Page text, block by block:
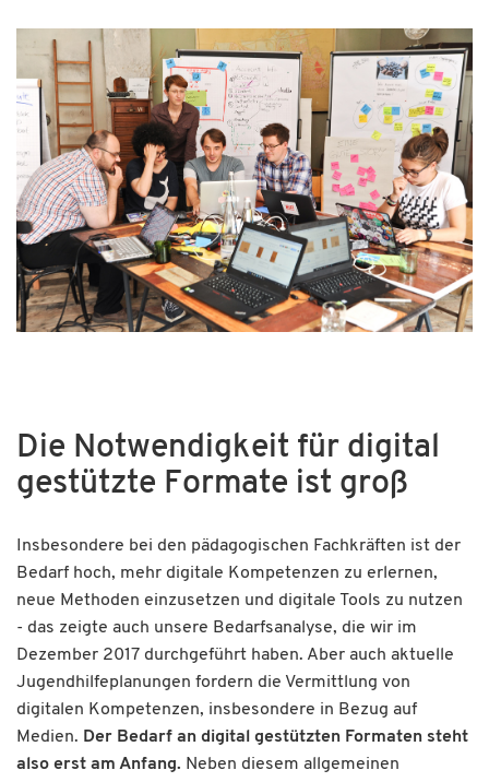
Die Notwendigkeit für digital
gestützte Formate ist groß
Insbesondere bei den pädagogischen Fachkräften ist der
Bedarf hoch, mehr digitale Kompetenzen zu erlernen,
neue Methoden einzusetzen und digitale Tools zu nutzen
- das zeigte auch unsere Bedarfsanalyse, die wir im
Dezember 2017 durchgeführt haben. Aber auch aktuelle
Jugendhilfeplanungen fordern die Vermittlung von
digitalen Kompetenzen, insbesondere in Bezug auf
Medien. Der Bedarf an digital gestützten Formaten steht
also erst am Anfang. Neben diesem allgemeinen